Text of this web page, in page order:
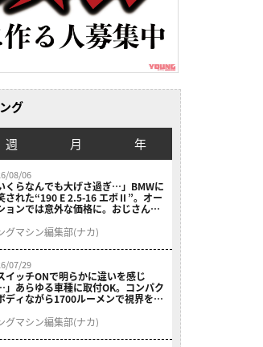
グ
週 月 年
08/06
くらなんでも大げさ過ぎ…」BMWに
された“190 E 2.5-16 エボⅡ”。オー
ョンでは意外な価格に。おじさん達
グマシン編集部(ナカ)
07/29
イッチONで明らかに違いを感じ
」あらゆる車種に取付OK。コンパク
ディながら1700ルーメンで視界を確
ト プレシャスレイ スモール］
グマシン編集部(ナカ)